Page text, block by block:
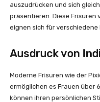
auszudrücken und sich
präsentieren. Diese Frisuren
eignen sich für verschiedene
Ausdruck von
Moderne Frisuren wie der
ermöglichen es Frauen über
können ihren persönlichen